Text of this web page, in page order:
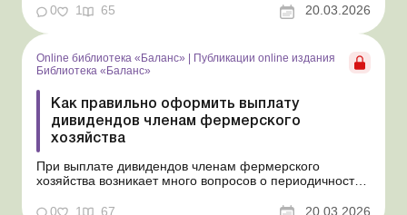
являются зарплатой и не считаются дивидендами.
Библиотека Баланс № 5 «Дивиденды: инструкция по
оформлению, учету и налогообложению» В отличие
от...
0 1 65 20.03.2026
Online библиотека «Баланс» | Публикации online издания
Библиотека «Баланс»
Как правильно оформить выплату
дивидендов членам фермерского
хозяйства
При выплате дивидендов членам фермерского
хозяйства возникает много вопросов о периодичности
Ответы на основные из них дадим в этой статье.
0 1 67 20.03.2026